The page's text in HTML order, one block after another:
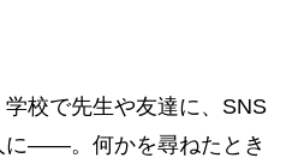
校で先生や友達に、SNS
に——。何かを尋ねたとき